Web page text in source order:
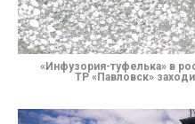
«Инфузория-туфелька» в
ТР «Павловск»